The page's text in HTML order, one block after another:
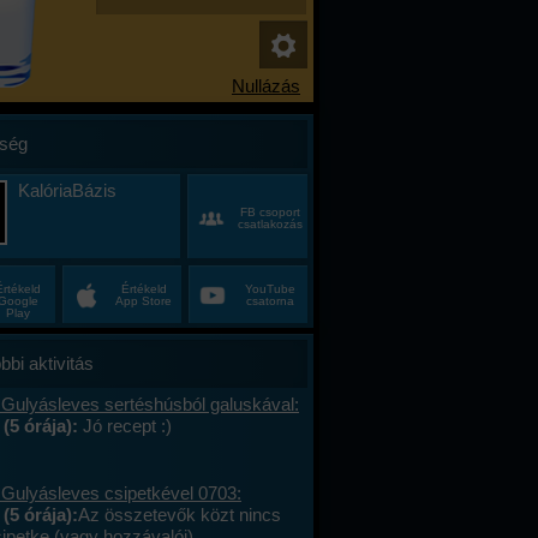
KalóriaBázis
FB csoport
csatlakozás
Play
Értékeld
App Store
YouTube
csatorna
aktivitás
sertéshúsból galuskával:
órája): Jó recept :)
csipetkével 0703:
órája):Az összetevők közt nincs